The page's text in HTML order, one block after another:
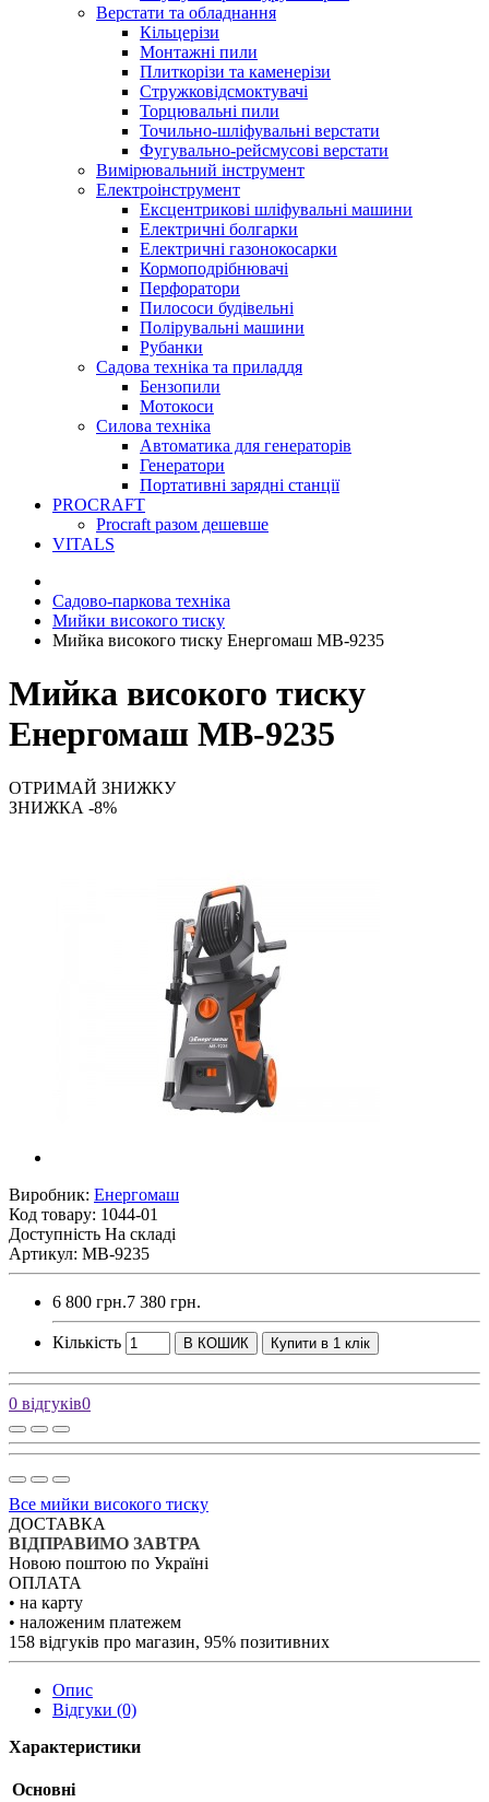
Верстати та обладнання
Кільцерізи
Монтажні пили
Плиткорізи та каменерізи
Стружковідсмоктувачі
Торцювальні пили
Точильно-шліфувальні верстати
Фугувально-рейсмусові верстати
Вимірювальний інструмент
Електроінструмент
Ексцентрикові шліфувальні машини
Електричні болгарки
Електричні газонокосарки
Кормоподрібнювачі
Перфоратори
Пилососи будівельні
Полірувальні машини
Рубанки
Садова техніка та приладдя
Бензопили
Мотокоси
Силова техніка
Автоматика для генераторів
Генератори
Портативні зарядні станції
PROCRAFT
Procraft разом дешевше
VITALS
Садово-паркова техніка
Мийки високого тиску
Мийка високого тиску Енергомаш МВ-9235
Мийка високого тиску
Енергомаш МВ-9235
ОТРИМАЙ ЗНИЖКУ
ЗНИЖКА -8%
Виробник: Енергомаш
Код товару: 1044-01
Доступність На складі
Артикул: МВ-9235
6 800 грн.7 380 грн.
Кількість В КОШИК Купити в 1 клік
0 відгуків0
Все мийки високого тиску
ДОСТАВКА
ВІДПРАВИМО ЗАВТРА
Новою поштою по Україні
ОПЛАТА
• на карту
• наложеним платежем
158 відгуків про магазин, 95% позитивних
Опис
Відгуки (0)
Характеристики
Основні